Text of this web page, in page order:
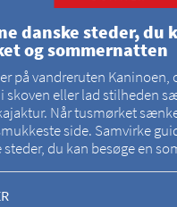
danske steder, du
og sommernatten
på vandreruten Kaninoen,
skoven eller lad stilheden
Når tusmørket
side. Samvirke
du kan besøge en